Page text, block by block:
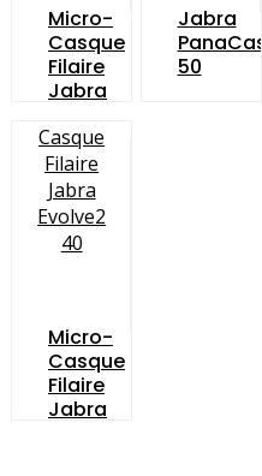
Micro-
Casque
Filaire
Jabra
30
Jabra
PanaCast
50
Micro-
Casque
Filaire
Jabra